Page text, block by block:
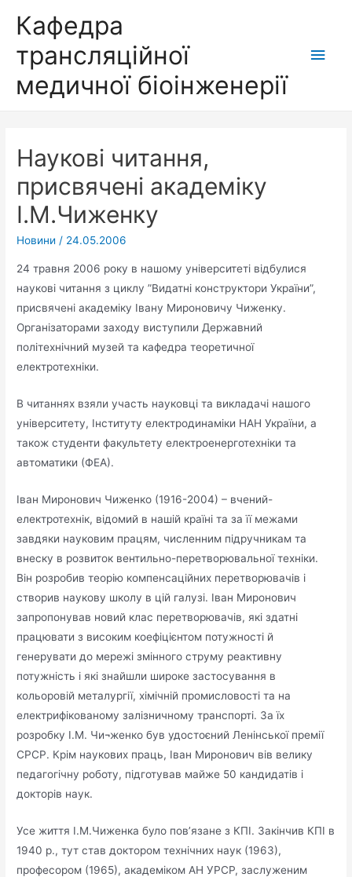
вмісту
Кафедра
трансляційної
медичної біоінженерії
Науковi читання,
присвяченi академiку
I.М.Чиженку
Новини / 24.05.2006
24 травня 2006 року в нашому університеті відбулися
наукові читання з циклу ”Видатні конструктори України”,
присвячені академіку Івану Мироновичу Чиженку.
Організаторами заходу виступили Державний
політехнічний музей та кафедра теоретичної
електротехніки.
В читаннях взяли участь науковці та викладачі нашого
університету, Інституту електродинаміки НАН України, а
також студенти факультету електроенерготехніки та
автоматики (ФЕА).
Іван Миронович Чиженко (1916-2004) – вчений-
електротехнік, відомий в нашій країні та за її межами
завдяки науковим працям, численним підручникам та
внеску в розвиток вентильно-перетворювальної техніки.
Він розробив теорію компенсаційних перетворювачів і
створив наукову школу в цій галузі. Іван Миронович
запропонував новий клас перетворювачів, які здатні
працювати з високим коефіцієнтом потужності й
генерувати до мережі змінного струму реактивну
потужність і які знайшли широке застосування в
кольоровій металургії, хімічній промисловості та на
електрифікованому залізничному транспорті. За їх
розробку І.М. Чи¬женко був удостоєний Ленінської премії
СРСР. Крім наукових праць, Іван Миронович вів велику
педагогічну роботу, підготував майже 50 кандидатів і
докторів наук.
Усе життя І.М.Чиженка було пов’язане з КПІ. Закінчив КПІ в
1940 р., тут став доктором технічних наук (1963),
професором (1965), академіком АН УРСР, заслуженим